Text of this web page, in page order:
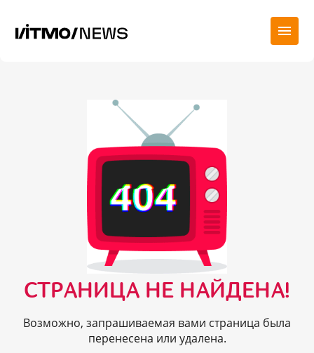
СТРАНИЦА НЕ НАЙДЕНА!
Возможно, запрашиваемая вами страница была
перенесена или удалена.